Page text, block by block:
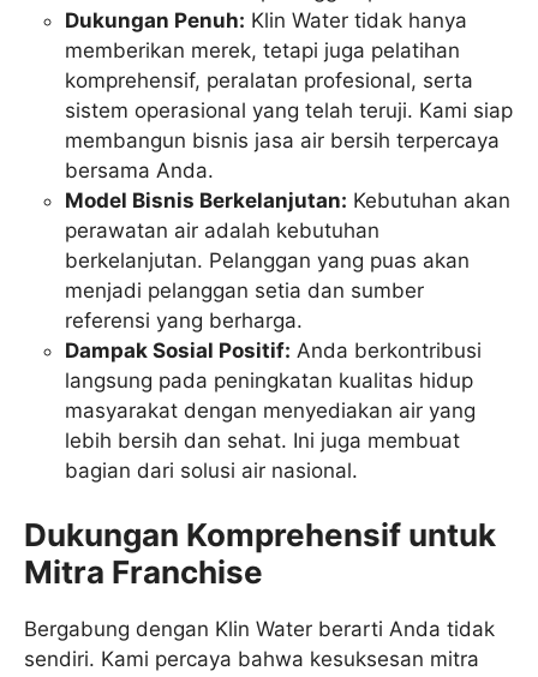
Dukungan Penuh: Klin Water tidak hanya
memberikan merek, tetapi juga pelatihan
komprehensif, peralatan profesional, serta
sistem operasional yang telah teruji. Kami siap
membangun bisnis jasa air bersih terpercaya
bersama Anda.
Model Bisnis Berkelanjutan: Kebutuhan akan
perawatan air adalah kebutuhan
berkelanjutan. Pelanggan yang puas akan
menjadi pelanggan setia dan sumber
referensi yang berharga.
Dampak Sosial Positif: Anda berkontribusi
langsung pada peningkatan kualitas hidup
masyarakat dengan menyediakan air yang
lebih bersih dan sehat. Ini juga membuat
bagian dari solusi air nasional.
Dukungan Komprehensif untuk
Mitra Franchise
Bergabung dengan Klin Water berarti Anda tidak
sendiri. Kami percaya bahwa kesuksesan mitra